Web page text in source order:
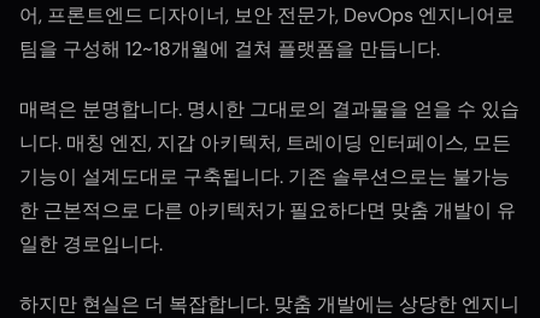
어, 프론트엔드 디자이너, 보안 전문가, DevOps 엔지니어로
팀을 구성해 12~18개월에 걸쳐 플랫폼을 만듭니다.
매력은 분명합니다. 명시한 그대로의 결과물을 얻을 수 있습
니다. 매칭 엔진, 지갑 아키텍처, 트레이딩 인터페이스, 모든
기능이 설계도대로 구축됩니다. 기존 솔루션으로는 불가능
한 근본적으로 다른 아키텍처가 필요하다면 맞춤 개발이 유
일한 경로입니다.
하지만 현실은 더 복잡합니다. 맞춤 개발에는 상당한 엔지니